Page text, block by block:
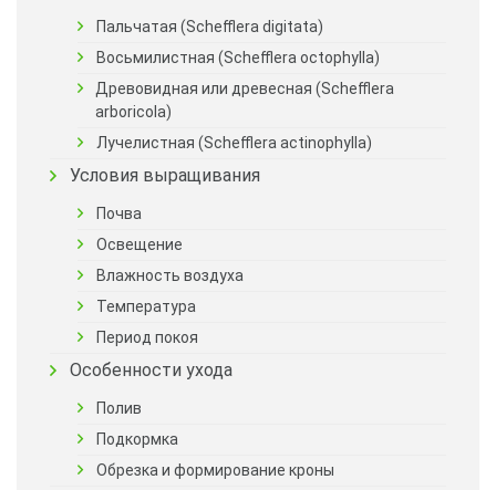
Пальчатая (Schefflera digitata)
Восьмилистная (Schefflera octophylla)
Древовидная или древесная (Schefflera
arboricola)
Лучелистная (Schefflera actinophylla)
Условия выращивания
Почва
Освещение
Влажность воздуха
Температура
Период покоя
Особенности ухода
Полив
Подкормка
Обрезка и формирование кроны